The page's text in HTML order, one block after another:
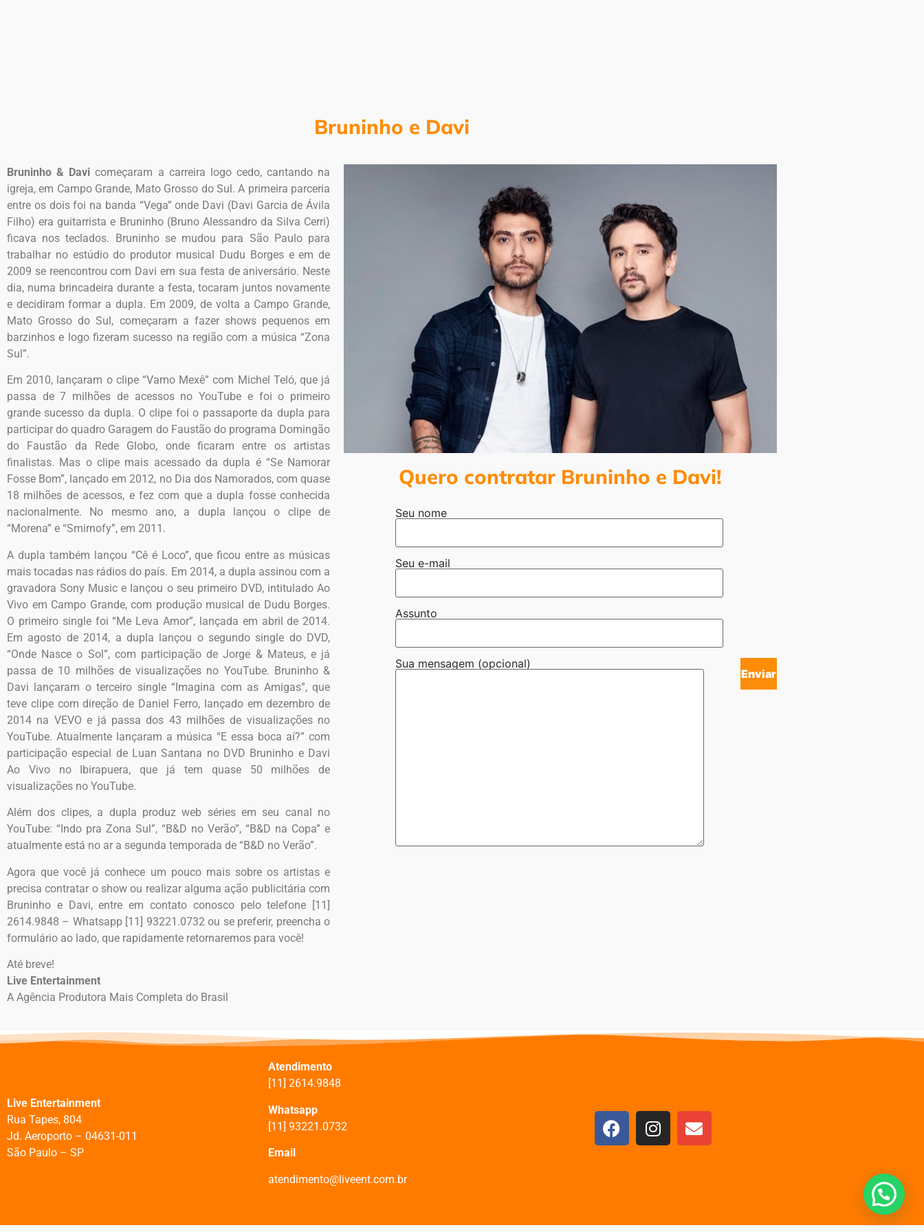
Bruninho e Davi
Bruninho & Davi começaram a carreira logo cedo, cantando na
igreja, em Campo Grande, Mato Grosso do Sul. A primeira parceria
entre os dois foi na banda “Vega” onde Davi (Davi Garcia de Ávila
Filho) era guitarrista e Bruninho (Bruno Alessandro da Silva Cerri)
ficava nos teclados. Bruninho se mudou para São Paulo para
trabalhar no estúdio do produtor musical Dudu Borges e em de
2009 se reencontrou com Davi em sua festa de aniversário. Neste
dia, numa brincadeira durante a festa, tocaram juntos novamente
e decidiram formar a dupla. Em 2009, de volta a Campo Grande,
Mato Grosso do Sul, começaram a fazer shows pequenos em
barzinhos e logo fizeram sucesso na região com a música “Zona
Sul”.
Em 2010, lançaram o clipe “Vamo Mexê” com Michel Teló, que já
passa de 7 milhões de acessos no YouTube e foi o primeiro
grande sucesso da dupla. O clipe foi o passaporte da dupla para
participar do quadro Garagem do Faustão do programa Domingão
do Faustão da Rede Globo, onde ficaram entre os artistas
finalistas. Mas o clipe mais acessado da dupla é “Se Namorar
Fosse Bom”, lançado em 2012, no Dia dos Namorados, com quase
18 milhões de acessos, e fez com que a dupla fosse conhecida
nacionalmente. No mesmo ano, a dupla lançou o clipe de
“Morena” e “Smirnofy”, em 2011.
A dupla também lançou “Cê é Loco”, que ficou entre as músicas
mais tocadas nas rádios do país. Em 2014, a dupla assinou com a
gravadora Sony Music e lançou o seu primeiro DVD, intitulado Ao
Vivo em Campo Grande, com produção musical de Dudu Borges.
O primeiro single foi “Me Leva Amor”, lançada em abril de 2014.
Em agosto de 2014, a dupla lançou o segundo single do DVD,
“Onde Nasce o Sol”, com participação de Jorge & Mateus, e já
passa de 10 milhões de visualizações no YouTube. Bruninho &
Davi lançaram o terceiro single “Imagina com as Amigas”, que
teve clipe com direção de Daniel Ferro, lançado em dezembro de
2014 na VEVO e já passa dos 43 milhões de visualizações no
YouTube. Atualmente lançaram a música “E essa boca aí?” com
participação especial de Luan Santana no DVD Bruninho e Davi
Ao Vivo no Ibirapuera, que já tem quase 50 milhões de
visualizações no YouTube.
Além dos clipes, a dupla produz web séries em seu canal no
YouTube: “Indo pra Zona Sul”, “B&D no Verão”, “B&D na Copa” e
atualmente está no ar a segunda temporada de “B&D no Verão”.
Agora que você já conhece um pouco mais sobre os artistas e
precisa contratar o show ou realizar alguma ação publicitária com
Bruninho e Davi, entre em contato conosco pelo telefone [11]
2614.9848 – Whatsapp [11] 93221.0732 ou se preferir, preencha o
formulário ao lado, que rapidamente retornaremos para você!
Até breve!
Live Entertainment
A Agência Produtora Mais Completa do Brasil
Quero contratar Bruninho e Davi!
Seu nome
Seu e-mail
Assunto
Sua mensagem (opcional)
Live Entertainment
Rua Tapes, 804
Jd. Aeroporto – 04631-011
São Paulo – SP
Atendimento
[11] 2614.9848
Whatsapp
[11] 93221.0732
Email
atendimento@liveent.com.br